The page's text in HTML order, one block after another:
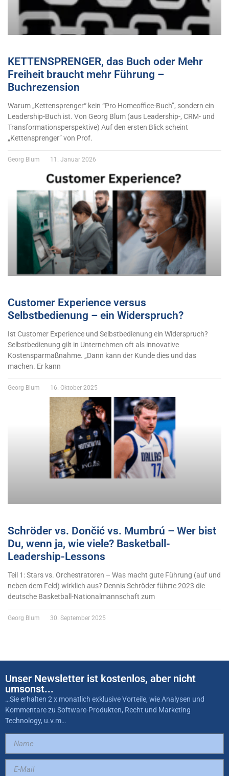
KETTENSPRENGER, das Buch oder Mehr
Freiheit braucht mehr Führung –
Buchrezension
Warum „Kettensprenger“ kein “Pro Homeoffice-Buch”, sondern ein
Leadership-Buch ist. Von Georg Blum (aus Leadership-, CRM- und
Transformationsperspektive) Auf den ersten Blick scheint
„Kettensprenger” von Prof.
Georg Blum 11. Januar 2026
Customer Experience versus
Selbstbedienung – ein Widerspruch?
Ist Customer Experience und Selbstbedienung ein Widerspruch?
Selbstbedienung gilt in Unternehmen oft als innovative
Kostensparmaßnahme. „Dann kann der Kunde dies und das
machen. Er kann
Georg Blum 16. Oktober 2025
Schröder vs. Dončić vs. Mumbrú – Wer bist
Du, wenn ja, wie viele? Basketball-
Leadership-Lessons
Teil 1: Stars vs. Orchestratoren – Was macht gute Führung (auf und
neben dem Feld) wirklich aus? Dennis Schröder führte 2023 die
deutsche Basketball-Nationalmannschaft zum
Georg Blum 30. September 2025
Unser Newsletter ist kostenlos, aber nicht
umsonst...
…Sie erhalten 2 x monatlich exklusive Vorteile, wie Analysen und
Kommentare zu Software-Produkten, Recht und Marketing
Technology, u.v.m…